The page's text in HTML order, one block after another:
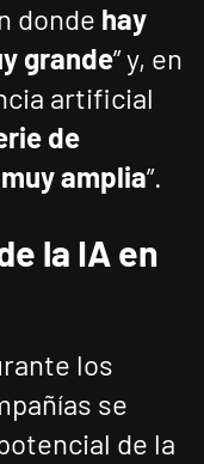
donde hay
grande” y, en
artificial
de
amplia”.
la IA en
los
se
de la